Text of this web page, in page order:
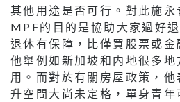
其他用途是否可行。對此施
MPF的目的是協助大家過好
退休有保障，比僅買股票或金
他舉例如新加坡和内地很多
用。而對於有關房屋政策，
升空間大尚未定格，單身青年